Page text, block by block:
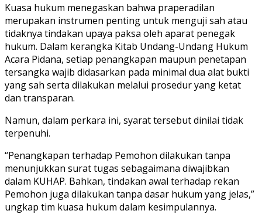
Kuasa hukum menegaskan bahwa praperadilan
merupakan instrumen penting untuk menguji sah atau
tidaknya tindakan upaya paksa oleh aparat penegak
hukum. Dalam kerangka Kitab Undang-Undang Hukum
Acara Pidana, setiap penangkapan maupun penetapan
tersangka wajib didasarkan pada minimal dua alat bukti
yang sah serta dilakukan melalui prosedur yang ketat
dan transparan.
Namun, dalam perkara ini, syarat tersebut dinilai tidak
terpenuhi.
“Penangkapan terhadap Pemohon dilakukan tanpa
menunjukkan surat tugas sebagaimana diwajibkan
dalam KUHAP. Bahkan, tindakan awal terhadap rekan
Pemohon juga dilakukan tanpa dasar hukum yang jelas,”
ungkap tim kuasa hukum dalam kesimpulannya.